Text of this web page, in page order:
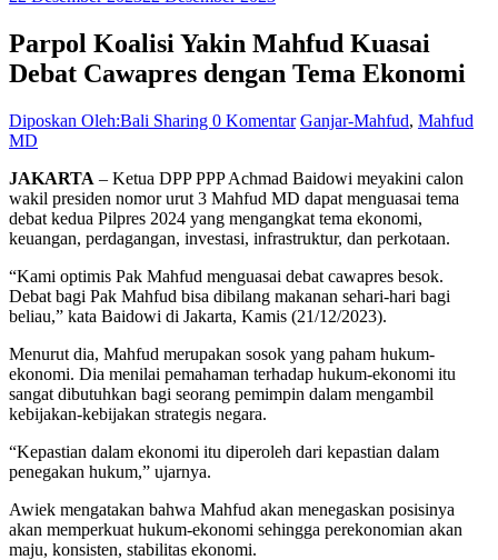
Parpol Koalisi Yakin Mahfud Kuasai
Debat Cawapres dengan Tema Ekonomi
Diposkan Oleh:Bali Sharing 0 Komentar Ganjar-Mahfud, Mahfud
MD
JAKARTA – Ketua DPP PPP Achmad Baidowi meyakini calon
wakil presiden nomor urut 3 Mahfud MD dapat menguasai tema
debat kedua Pilpres 2024 yang mengangkat tema ekonomi,
keuangan, perdagangan, investasi, infrastruktur, dan perkotaan.
“Kami optimis Pak Mahfud menguasai debat cawapres besok.
Debat bagi Pak Mahfud bisa dibilang makanan sehari-hari bagi
beliau,” kata Baidowi di Jakarta, Kamis (21/12/2023).
Menurut dia, Mahfud merupakan sosok yang paham hukum-
ekonomi. Dia menilai pemahaman terhadap hukum-ekonomi itu
sangat dibutuhkan bagi seorang pemimpin dalam mengambil
kebijakan-kebijakan strategis negara.
“Kepastian dalam ekonomi itu diperoleh dari kepastian dalam
penegakan hukum,” ujarnya.
Awiek mengatakan bahwa Mahfud akan menegaskan posisinya
akan memperkuat hukum-ekonomi sehingga perekonomian akan
maju, konsisten, stabilitas ekonomi.